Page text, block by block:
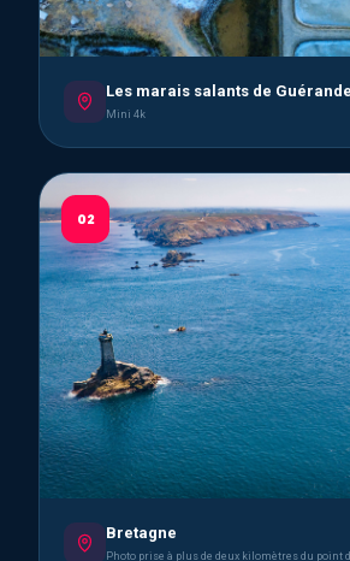
Les marais salants de Guérande
Mini 4k
02
Bretagne
Photo prise à plus de deux kilomètres du point